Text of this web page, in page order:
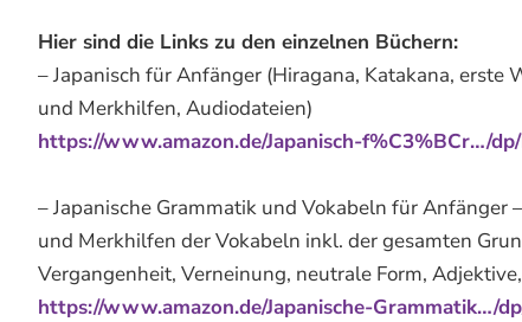
Hier sind die Links zu den einzelnen Büchern:
– Japanisch für Anfänger (Hiragana, Katakana,
und Merkhilfen, Audiodateien)
https://www.amazon.de/Japanisch-f%C3%BCr…/
– Japanische Grammatik und Vokabeln für
und Merkhilfen der Vokabeln inkl. der gesamten
Vergangenheit, Verneinung, neutrale Form,
https://www.amazon.de/Japanische-Grammatik…/